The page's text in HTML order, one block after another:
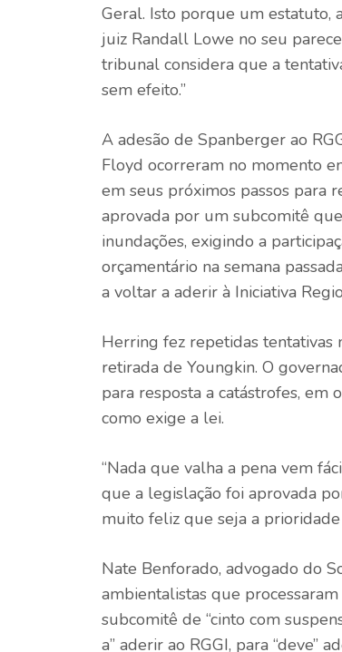
Geral. Isto porque um estatuto,
juiz Randall Lowe no seu
tribunal considera que a
sem efeito.”
A adesão de Spanberger ao
Floyd ocorreram no momento
em seus próximos passos para
aprovada por um subcomitê
inundações, exigindo a
orçamentário na semana
a voltar a aderir à Iniciativa
Herring fez repetidas tentativas
retirada de Youngkin. O
para resposta a catástrofes, em
como exige a lei.
“Nada que valha a pena vem
que a legislação foi aprovada
muito feliz que seja a prioridade
Nate Benforado, advogado do
ambientalistas que
subcomitê de “cinto com
a” aderir ao RGGI, para “deve”